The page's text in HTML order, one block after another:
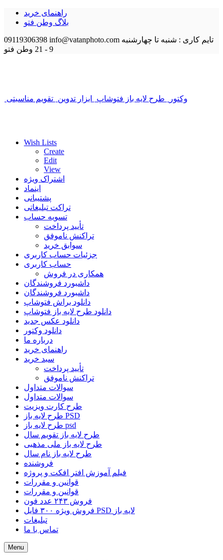
راهنمای خرید
بلاگ وطن فتو
09119306398 info@vatanphoto.com تایم کاری : شنبه تا چهارشنبه
9 - 21
وطن فتو
وکتور طرح لایه باز فتوشاپ ابزار تدوین تقویم مناسبتی
Wish Lists
Create
Edit
View
اشتراک ویژه
اینماد
پشتیبانی
تراکت تبلیغاتی
تسویه حساب
تأیید پرداخت
تراکنش ناموفق
سوابق خرید
جزئیات حساب کاربری
حساب کاربری
همکاری در فروش
داشبورد فروشندگان
داشبورد فروشندگان
دانلود براش فتوشاپ
دانلود طرح لایه باز فتوشاپ
دانلود عکس جدید
دانلود وکتور
درباره ما
راهنمای خرید
سبد خرید
تأیید پرداخت
تراکنش ناموفق
سوالات متداول
سوالات متداول
طرح کارت ویزیت
طرح لایه باز PSD
طرح لایه باز psd
طرح لایه باز تقویم سال
طرح لایه باز ملی مذهبی
طرح لایه باز نام سال
فروشنده
فیلم آموزش افتر افکت و پروژه
قوانین و مقررات
قوانین و مقررات
فروش ۲۴۳ عدد فون
فروش ویژه ۳۰۰ فایل PSD لایه باز
تبلیغات
تماس با ما
Menu